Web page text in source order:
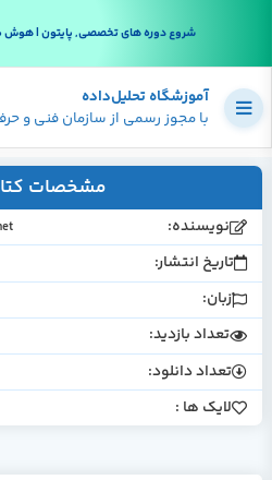
شروع دوره های تخصصی, پایتون | هوش
آموزشگاه تحلیل‌داده
با مجوز رسمی از سازمان فنی و
مشخصات
نویسنده:
تاریخ انتشار:
زبان:
تعداد بازدید:
تعداد دانلود:
لایک ها :